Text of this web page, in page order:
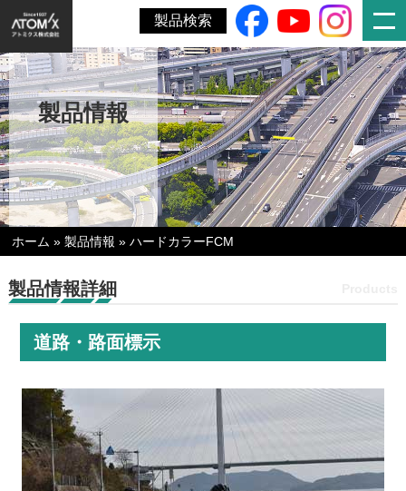
製品検索
製品情報
ホーム »製品情報 »ハードカラーFCM
製品情報詳細
道路・路面標示